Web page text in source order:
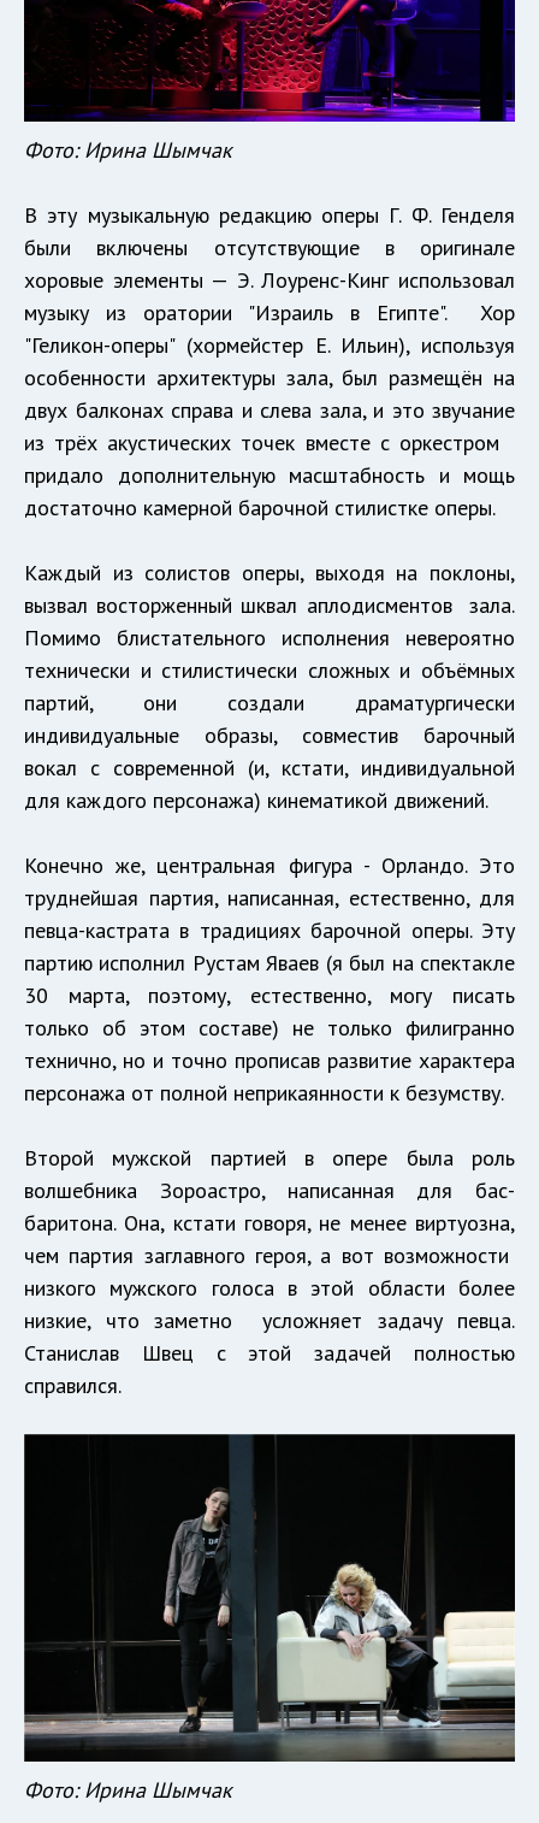
Фото: Ирина Шымчак
В эту музыкальную редакцию оперы Г. Ф. Генделя
были включены отсутствующие в оригинале
хоровые элементы — Э. Лоуренс-Кинг использовал
музыку из оратории "Израиль в Египте". Хор
"Геликон-оперы" (хормейстер Е. Ильин), используя
особенности архитектуры зала, был размещён на
двух балконах справа и слева зала, и это звучание
из трёх акустических точек вместе с оркестром
придало дополнительную масштабность и мощь
достаточно камерной барочной стилистке оперы.
Каждый из солистов оперы, выходя на поклоны,
вызвал восторженный шквал аплодисментов зала.
Помимо блистательного исполнения невероятно
технически и стилистически сложных и объёмных
партий, они создали драматургически
индивидуальные образы, совместив барочный
вокал с современной (и, кстати, индивидуальной
для каждого персонажа) кинематикой движений.
Конечно же, центральная фигура - Орландо. Это
труднейшая партия, написанная, естественно, для
певца-кастрата в традициях барочной оперы. Эту
партию исполнил Рустам Яваев (я был на спектакле
30 марта, поэтому, естественно, могу писать
только об этом составе) не только филигранно
технично, но и точно прописав развитие характера
персонажа от полной неприкаянности к безумству.
Второй мужской партией в опере была роль
волшебника Зороастро, написанная для бас-
баритона. Она, кстати говоря, не менее виртуозна,
чем партия заглавного героя, а вот возможности
низкого мужского голоса в этой области более
низкие, что заметно усложняет задачу певца.
Станислав Швец с этой задачей полностью
справился.
Фото: Ирина Шымчак